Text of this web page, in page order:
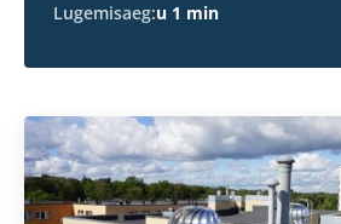
Lugemisaeg:u 1 min